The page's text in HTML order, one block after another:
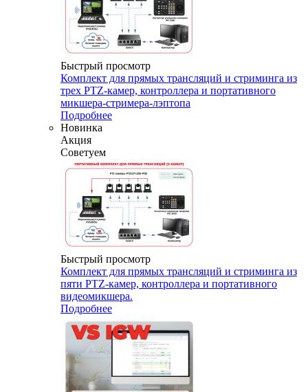
Быстрый просмотр
Комплект для прямых трансляций и стриминга из
трех PTZ-камер, контроллера и портативного
микшера-стримера-лэптопа
Подробнее
Новинка
Акция
Советуем
Быстрый просмотр
Комплект для прямых трансляций и стриминга из
пяти PTZ-камер, контроллера и портативного
видеомикшера.
Подробнее